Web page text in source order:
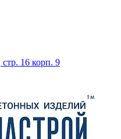
16 корп. 9